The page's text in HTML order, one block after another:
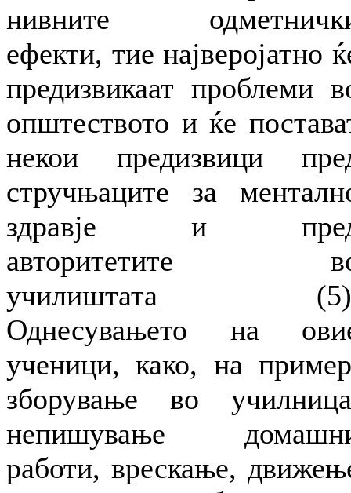
нивните
ефекти, тие најверојатно
предизвикаат проблеми
општеството и ќе
некои предизвици
стручњаците за
здравје и
авторитетите
училиштата
Однесувањето на
ученици, како, на
зборување во
непишување
работи, врескање,